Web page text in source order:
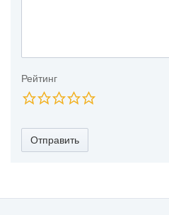
Рейтинг
Отправить